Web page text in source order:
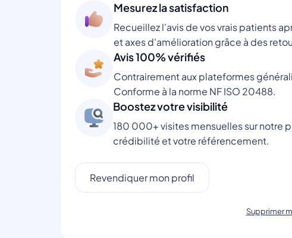
Mesurez la satisfaction
Recueillez l'avis de vos vrais patients
et axes d'amélioration grâce à des
Avis 100% vérifiés
Contrairement aux plateformes
Conforme à la norme NF ISO 20488.
Boostez votre visibilité
180 000+ visites mensuelles sur notre
crédibilité et votre référencement.
Revendiquer mon profil
Supprimer